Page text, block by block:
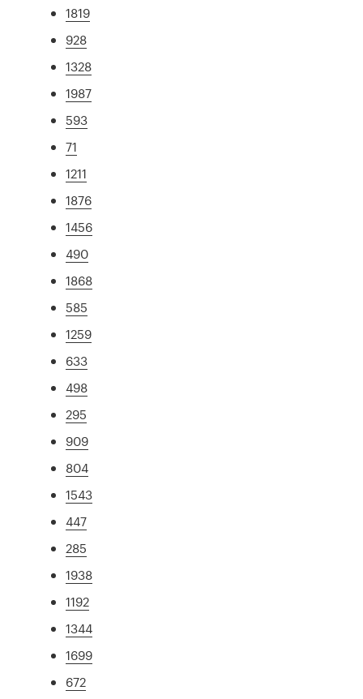
1819
928
1328
1987
593
71
1211
1876
1456
490
1868
585
1259
633
498
295
909
804
1543
447
285
1938
1192
1344
1699
672